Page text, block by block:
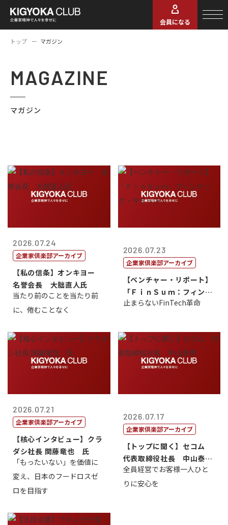
会員になる
トップ マガジン
MAGAZINE
マガジン
2026.07.24
企業家倶楽部アーカイブ
【私の信条】オンキヨー
名誉会長 大朏直人氏
当たり前のことを当たり前
に、倦むことなく
2026.07.23
企業家倶楽部アーカイブ
【ベンチャー・リポート】
「ＦｉｎＳｕｍ：フィンテ
ック・サミッ...
止まらないFinTech革命
2026.07.21
企業家倶楽部アーカイブ
【核心インタビュー】クラ
ダシ社長 関藤竜也 氏
「もったいない」を価値に
変え、日本のフードロスゼ
ロを目指す
2026.07.17
企業家倶楽部アーカイブ
【トップに聞く】セコム
代表取締役社長 中山泰
男
全員経営でお客様一人ひと
りに安心を